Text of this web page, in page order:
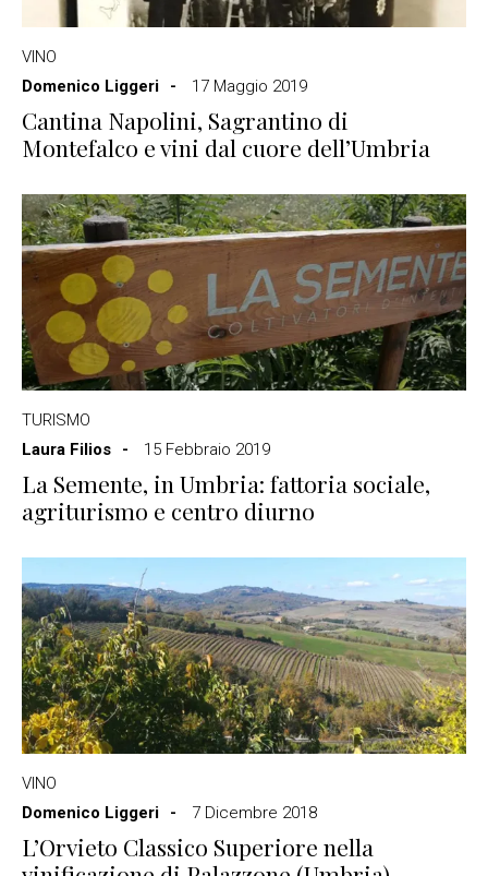
VINO
Domenico Liggeri
17 Maggio 2019
Cantina Napolini, Sagrantino di
Montefalco e vini dal cuore dell’Umbria
TURISMO
Laura Filios
15 Febbraio 2019
La Semente, in Umbria: fattoria sociale,
agriturismo e centro diurno
VINO
Domenico Liggeri
7 Dicembre 2018
L’Orvieto Classico Superiore nella